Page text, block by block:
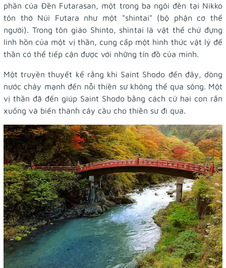
phần của Đền Futarasan, một trong ba ngôi đền tại Nikko
tôn thờ Núi Futara như một "shintai" (bộ phận cơ thể
người). Trong tôn giáo Shinto, shintai là vật thể chứ đựng
linh hồn của một vị thần, cung cấp một hình thức vật lý để
thần có thể tiếp cận được với những tín đồ của mình.
Một truyền thuyết kể rằng khi Saint Shodo đến đây, dòng
nước chảy mạnh đến nỗi thiền sư không thể qua sông. Một
vị thần đã đến giúp Saint Shodo bằng cách cử hai con rắn
xuống và biến thành cây cầu cho thiền sư đi qua.